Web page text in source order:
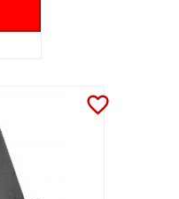
favorite_border